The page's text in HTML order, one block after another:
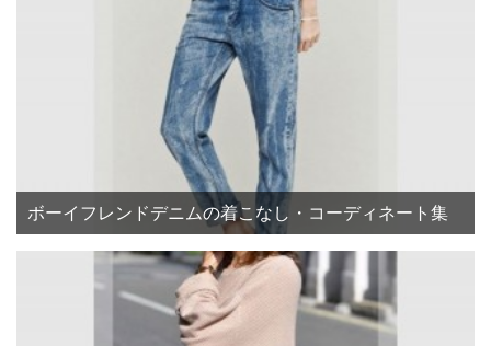
ボーイフレンドデニムの着こなし・コーディネート集